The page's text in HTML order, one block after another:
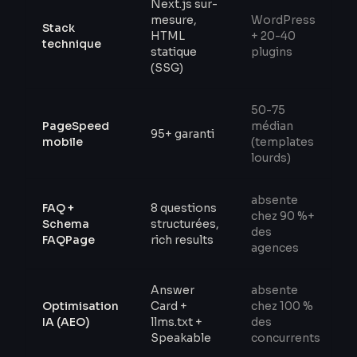
Stack
technique
Next.js sur-
mesure,
HTML
statique
(SSG)
WordPress
+ 20-40
plugins
PageSpeed
mobile
95+ garanti
50-75
médian
(templates
lourds)
FAQ +
Schema
FAQPage
8 questions
structurées,
rich results
absente
chez 90 %+
des
agences
Optimisation
IA (AEO)
Answer
Card +
llms.txt +
Speakable
absente
chez 100 %
des
concurrents